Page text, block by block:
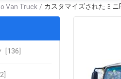
Van Truck / カスタマイズされたミ
[136]